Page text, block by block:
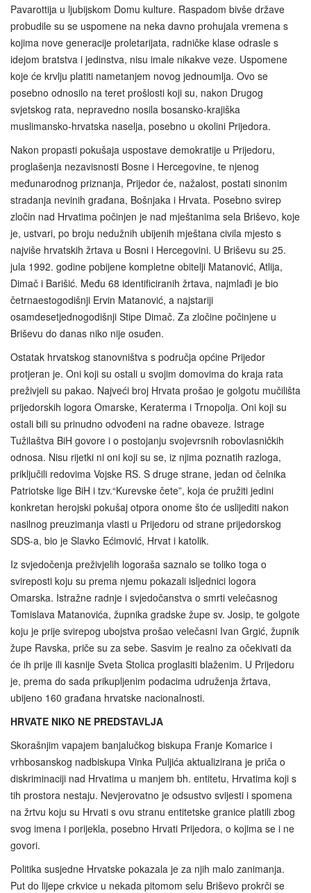
Pavarottija u ljubijskom Domu kulture. Raspadom bivše države
probudile su se uspomene na neka davno prohujala vremena s
kojima nove generacije proletarijata, radničke klase odrasle s
idejom bratstva i jedinstva, nisu imale nikakve veze. Uspomene
koje će krvlju platiti nametanjem novog jednoumlja. Ovo se
posebno odnosilo na teret prošlosti koji su, nakon Drugog
svjetskog rata, nepravedno nosila bosansko-krajiška
muslimansko-hrvatska naselja, posebno u okolini Prijedora.
Nakon propasti pokušaja uspostave demokratije u Prijedoru,
proglašenja nezavisnosti Bosne i Hercegovine, te njenog
međunarodnog priznanja, Prijedor će, nažalost, postati sinonim
stradanja nevinih građana, Bošnjaka i Hrvata. Posebno svirep
zločin nad Hrvatima počinjen je nad mještanima sela Briševo, koje
je, ustvari, po broju nedužnih ubijenih mještana civila mjesto s
najviše hrvatskih žrtava u Bosni i Hercegovini. U Briševu su 25.
jula 1992. godine pobijene kompletne obitelji Matanović, Atlija,
Dimač i Barišić. Među 68 identificiranih žrtava, najmlađi je bio
četrnaestogodišnji Ervin Matanović, a najstariji
osamdesetjednogodišnji Stipe Dimač. Za zločine počinjene u
Briševu do danas niko nije osuđen.
Ostatak hrvatskog stanovništva s područja općine Prijedor
protjeran je. Oni koji su ostali u svojim domovima do kraja rata
preživjeli su pakao. Najveći broj Hrvata prošao je golgotu mučilišta
prijedorskih logora Omarske, Keraterma i Trnopolja. Oni koji su
ostali bili su prinudno odvođeni na radne obaveze. Istrage
Tužilaštva BiH govore i o postojanju svojevrsnih robovlasničkih
odnosa. Nisu rijetki ni oni koji su se, iz njima poznatih razloga,
priključili redovima Vojske RS. S druge strane, jedan od čelnika
Patriotske lige BiH i tzv.“Kurevske čete”, koja će pružiti jedini
konkretan herojski pokušaj otpora onome što će uslijediti nakon
nasilnog preuzimanja vlasti u Prijedoru od strane prijedorskog
SDS-a, bio je Slavko Ećimović, Hrvat i katolik.
Iz svjedočenja preživjelih logoraša saznalo se toliko toga o
svireposti koju su prema njemu pokazali isljednici logora
Omarska. Istražne radnje i svjedočanstva o smrti velečasnog
Tomislava Matanovića, župnika gradske župe sv. Josip, te golgote
koju je prije svirepog ubojstva prošao velečasni Ivan Grgić, župnik
župe Ravska, priče su za sebe. Sasvim je realno za očekivati da
će ih prije ili kasnije Sveta Stolica proglasiti blaženim. U Prijedoru
je, prema do sada prikupljenim podacima udruženja žrtava,
ubijeno 160 građana hrvatske nacionalnosti.
HRVATE NIKO NE PREDSTAVLJA
Skorašnjim vapajem banjalučkog biskupa Franje Komarice i
vrhbosanskog nadbiskupa Vinka Puljića aktualizirana je priča o
diskriminaciji nad Hrvatima u manjem bh. entitetu, Hrvatima koji s
tih prostora nestaju. Nevjerovatno je odsustvo svijesti i spomena
na žrtvu koju su Hrvati s ovu stranu entitetske granice platili zbog
svog imena i porijekla, posebno Hrvati Prijedora, o kojima se i ne
govori.
Politika susjedne Hrvatske pokazala je za njih malo zanimanja.
Put do lijepe crkvice u nekada pitomom selu Briševo prokrči se